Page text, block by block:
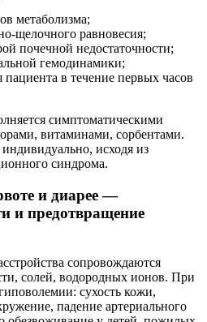
метаболизма;
щелочного равновесия;
почечной недостаточности;
гемодинамики;
пациента в течение первых часов
симптоматическими
витаминами, сорбентами.
исходя из
синдрома.
и диарее —
и предотвращение
сопровождаются
солей, водородных ионов. При
сухость кожи,
падение артериального